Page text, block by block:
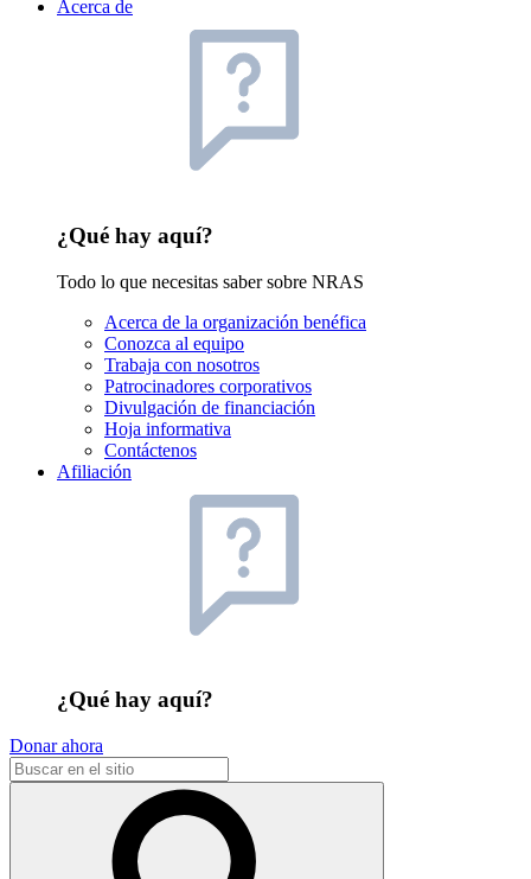
Acerca de
¿Qué hay aquí?
Todo lo que necesitas saber sobre NRAS
Acerca de la organización benéfica
Conozca al equipo
Trabaja con nosotros
Patrocinadores corporativos
Divulgación de financiación
Hoja informativa
Contáctenos
Afiliación
¿Qué hay aquí?
Donar ahora